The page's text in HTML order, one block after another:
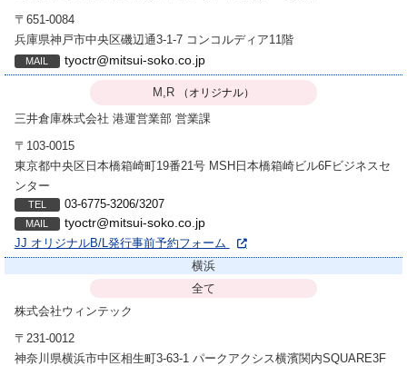
〒651-0084
兵庫県神戸市中央区磯辺通3-1-7 コンコルディア11階
tyoctr@mitsui-soko.co.jp
M,R （オリジナル）
三井倉庫株式会社 港運営業部 営業課
〒103-0015
東京都中央区日本橋箱崎町19番21号 MSH日本橋箱崎ビル6Fビジネスセ
ンター
03-6775-3206/3207
tyoctr@mitsui-soko.co.jp
JJ オリジナルB/L発行事前予約フォーム
横浜
全て
株式会社ウィンテック
〒231-0012
神奈川県横浜市中区相生町3-63-1 パークアクシス横濱関内SQUARE3F